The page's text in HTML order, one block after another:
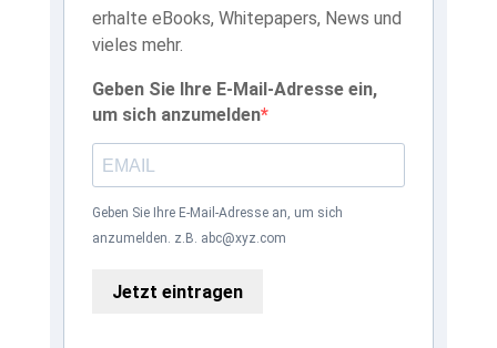
erhalte eBooks, Whitepapers, News und
vieles mehr.
Geben Sie Ihre E-Mail-Adresse ein,
um sich anzumelden
Geben Sie Ihre E-Mail-Adresse an, um sich
anzumelden. z.B. abc@xyz.com
Jetzt eintragen